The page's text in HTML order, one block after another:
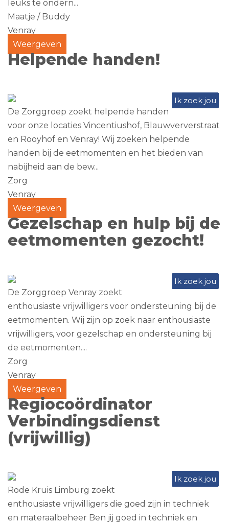
leuks te ondern...
Maatje / Buddy
Venray
Weergeven
Helpende handen!
Ik zoek jou
De Zorggroep zoekt helpende handen
voor onze locaties Vincentiushof, Blauwververstraat
en Rooyhof en Venray! Wij zoeken helpende
handen bij de eetmomenten en het bieden van
nabijheid aan de bew...
Zorg
Venray
Weergeven
Gezelschap en hulp bij de
eetmomenten gezocht!
Ik zoek jou
De Zorggroep Venray zoekt
enthousiaste vrijwilligers voor ondersteuning bij de
eetmomenten. Wij zijn op zoek naar enthousiaste
vrijwilligers, voor gezelschap en ondersteuning bij
de eetmomenten....
Zorg
Venray
Weergeven
Regiocoördinator
Verbindingsdienst
(vrijwillig)
Ik zoek jou
Rode Kruis Limburg zoekt
enthousiaste vrijwilligers die goed zijn in techniek
en materaalbeheer Ben jij goed in techniek en